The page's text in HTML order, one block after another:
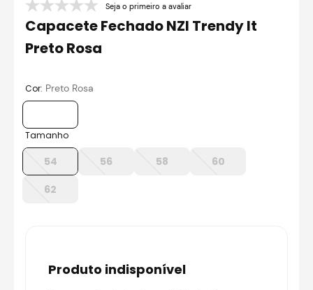
7º axxis fenix
9º capacete ls2
Seja o primeiro a avaliar
Capacete Fechado NZI Trendy It
Preto Rosa
Cor: Preto Rosa
Tamanho
54 56 58
60
62
produto indisponível